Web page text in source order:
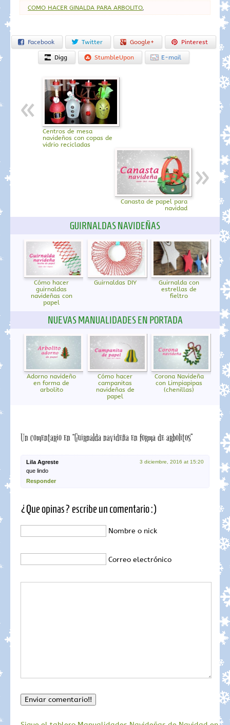
COMO HACER GINALDA PARA ARBOLITO,
Facebook Twitter Google+ Pinterest
Digg StumbleUpon E-mail
Centros de mesa
navideños con copas de
vidrio recicladas
Canasta de papel para
navidad
GUIRNALDAS NAVIDEÑAS
Cómo hacer
guirnaldas
navideñas con
papel
Guirnaldas DIY
Guirnalda con
estrellas de
fieltro
NUEVAS MANUALIDADES EN PORTADA
Adorno navideño
en forma de
arbolito
Cómo hacer
campanitas
navideñas de
papel
Corona Navideña
con Limpiapipas
(chenillas)
Un comentario en “Guirnalda navideña en forma de arbolitos”
Lila Agreste 3 diciembre, 2016 at 15:20
que lindo
Responder
¿Que opinas? escribe un comentario :)
Nombre o nick
Correo electrónico